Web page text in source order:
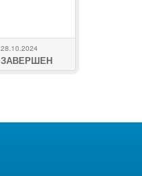
28.10.2024
ЗАВЕРШЕН